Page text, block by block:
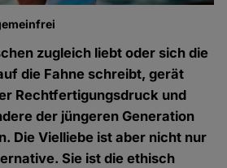
zugleich liebt oder sich die
die Fahne schreibt, gerät
Rechtfertigungsdruck und
der jüngeren Generation
Die Vielliebe ist aber nicht nur
Sie ist die ethisch